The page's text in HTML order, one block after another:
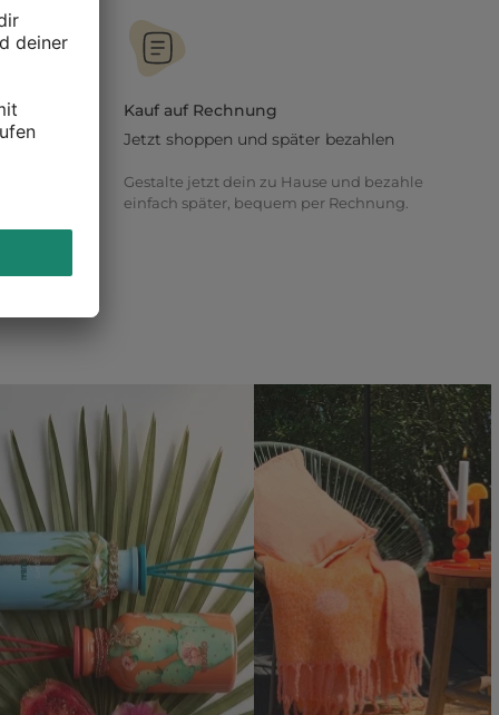
Kauf auf Rechnung
Jetzt shoppen und später bezahlen
Gestalte jetzt dein zu Hause und bezahle
einfach später, bequem per Rechnung.